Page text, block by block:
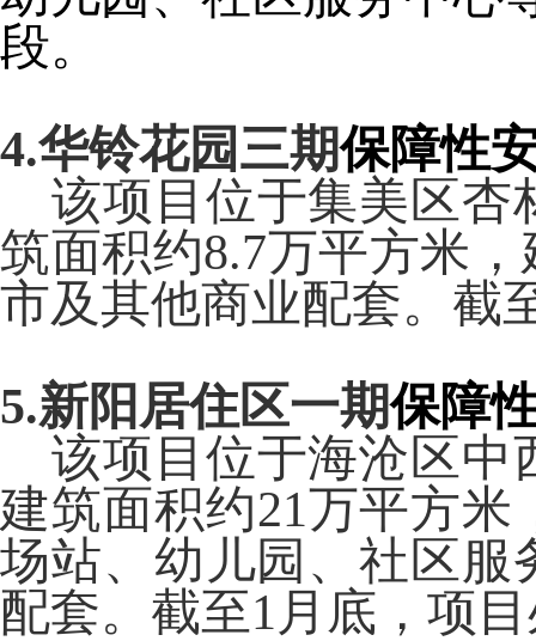
段。
4.华铃花园三期保障性
该项目位于集美区杏
筑面积约8.7万平方米
市及其他商业配套。截
5.新阳居住区一期保障
该项目位于海沧区中
建筑面积约21万平方米
场站、幼儿园、社区服
配套。截至1 月底，项